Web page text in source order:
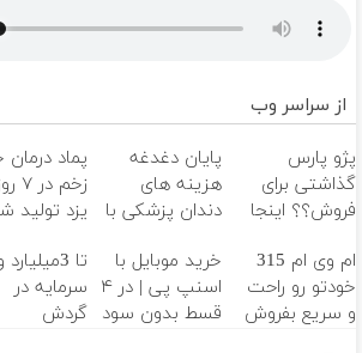
از سراسر وب
پژو پارس
گذاشتی برای
فروش؟؟ اینجا
پایان دغدغه
هزینه های
دندان پزشکی با
کننده خانگی
پماد درمان
زخم
یزد تولید
ام وی ام 315
خودتو رو راحت
و سریع بفروش
خرید موبایل با
اسنپ پی | در ۴
قسط بدون سود
تا
سرمایه در
گردش